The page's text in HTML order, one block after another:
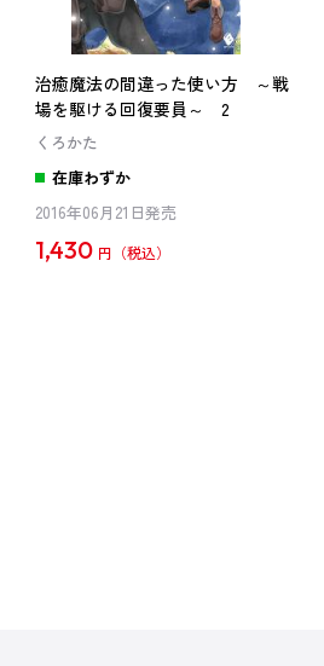
治癒魔法の間違った使い方 ～戦
場を駆ける回復要員～ 2
くろかた
在庫わずか
2016年06月21日発売
1,430 円